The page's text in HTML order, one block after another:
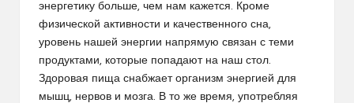
энергетику больше, чем нам кажется. Кроме
физической активности и качественного сна,
уровень нашей энергии напрямую связан с теми
продуктами, которые попадают на наш стол.
Здоровая пища снабжает организм энергией для
мышц, нервов и мозга. В то же время, употребляя